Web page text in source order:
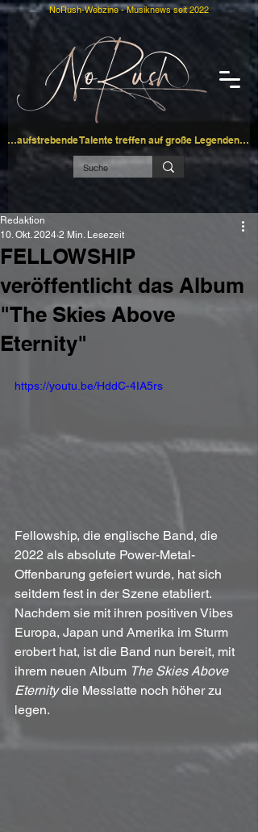
…aufstrebende Talente treffen auf große Legenden…
NoRush-Webzine - Musiknews seit 2022
FELLOWSHIP
veröffentlicht das Album
"The Skies Above
Eternity"
Redaktion
10. Okt. 2024 2 Min. Lesezeit
https://youtu.be/HddC-4IA5rs
Fellowship, die englische Band, die
2022 als absolute Power-Metal-
Offenbarung gefeiert wurde, hat sich
seitdem fest in der Szene etabliert.
Nachdem sie mit ihren positiven Vibes
Europa, Japan und Amerika im Sturm
erobert hat, ist die Band nun bereit, mit
ihrem neuen Album The Skies Above
Eternity die Messlatte noch höher zu
legen.